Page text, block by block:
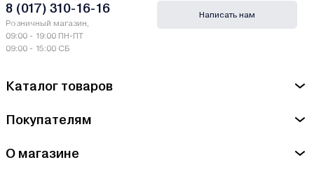
Каталог товаров
Покупателям
О магазине
8 (017) 310-16-16
Розничный магазин,
09:00 - 19:00 ПН-ПТ
09:00 - 15:00 СБ
Написать нам